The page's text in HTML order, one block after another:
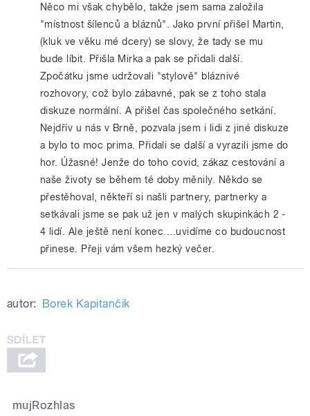
Něco mi však chybělo, takže jsem sama založila
"místnost šílenců a bláznů". Jako první přišel Martin,
(kluk ve věku mé dcery) se slovy, že tady se mu
bude líbit. Přišla Mirka a pak se přidali další.
Zpočátku jsme udržovali "stylově" bláznivé
rozhovory, což bylo zábavné, pak se z toho stala
diskuze normální. A přišel čas společného setkání.
Nejdřív u nás v Brně, pozvala jsem i lidi z jiné diskuze
a bylo to moc prima. Přidali se další a vyrazili jsme do
hor. Úžasné! Jenže do toho covid, zákaz cestování a
naše životy se během té doby měnily. Někdo se
přestěhoval, někteří si našli partnery, partnerky a
setkávali jsme se pak už jen v malých skupinkách 2 -
4 lidí. Ale ještě není konec....uvidíme co budoucnost
přinese. Přeji vám všem hezký večer.
autor: Borek Kapitančik
mujRozhlas